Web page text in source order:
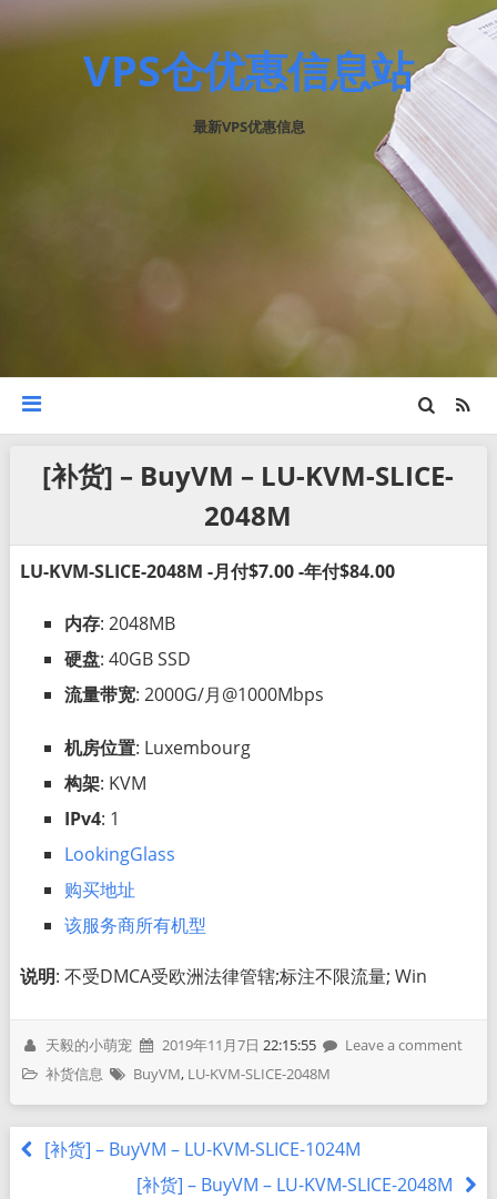
VPS仓优惠信息站
最新VPS优惠信息
[补货] – BuyVM – LU-KVM-SLICE-
2048M
LU-KVM-SLICE-2048M -月付$7.00 -年付$84.00
内存: 2048MB
硬盘: 40GB SSD
流量带宽: 2000G/月@1000Mbps
机房位置: Luxembourg
构架: KVM
IPv4: 1
LookingGlass
购买地址
该服务商所有机型
说明: 不受DMCA受欧洲法律管辖;标注不限流量; Win
天毅的小萌宠 2019年11月7日 22:15:55
Leave a comment
补货信息
BuyVM, LU-KVM-SLICE-2048M
[补货] – BuyVM – LU-KVM-SLICE-1024M
[补货] – BuyVM – LU-KVM-SLICE-2048M